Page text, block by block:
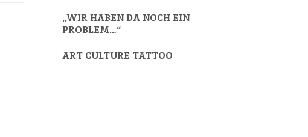
,,WIR HABEN DA NOCH EIN
PROBLEM…“
ART CULTURE TATTOO